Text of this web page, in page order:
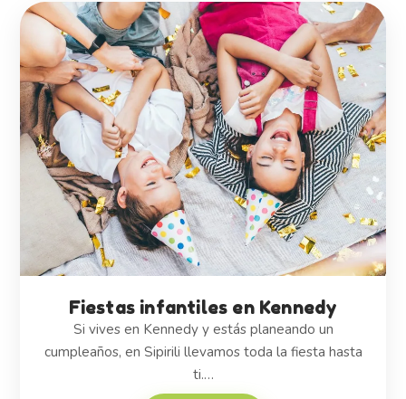
Fiestas infantiles en Kennedy
Si vives en Kennedy y estás planeando un
cumpleaños, en Sipirili llevamos toda la fiesta hasta
ti.…